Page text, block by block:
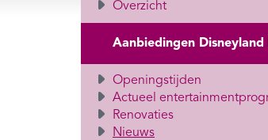
Overzicht
Aanbiedingen Disneyland
Openingstijden
Actueel
Renovaties
Nieuws